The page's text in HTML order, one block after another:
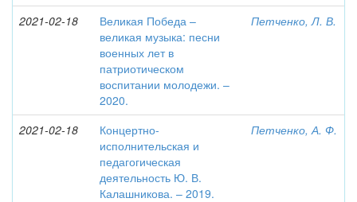
2021-02-18
Великая Победа –
великая музыка: песни
военных лет в
патриотическом
воспитании молодежи. –
2020.
Петченко, Л. В.
2021-02-18
Концертно-
исполнительская и
педагогическая
деятельность Ю. В.
Калашникова. – 2019.
Петченко, А. Ф.